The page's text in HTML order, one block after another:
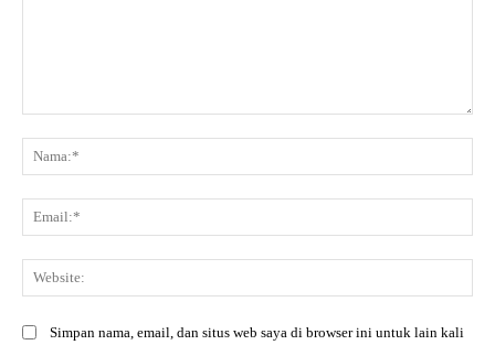
Simpan nama, email, dan situs web saya di browser ini untuk lain kali